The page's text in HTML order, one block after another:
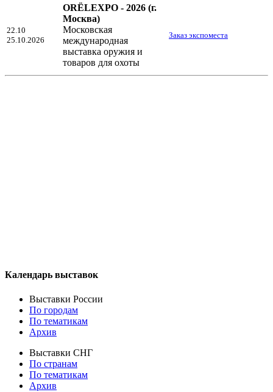
22.10
25.10.2026
ORЁLEXPO - 2026 (г.
Москва)
Московская
международная
выставка оружия и
товаров для охоты
Заказ экспоместа
Календарь выставок
Выставки России
По городам
По тематикам
Архив
Выставки СНГ
По странам
По тематикам
Архив